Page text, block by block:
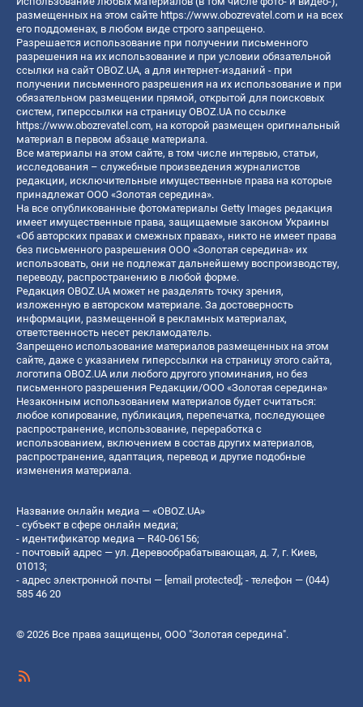
размещенных на этом сайте https://www.obozrevatel.com и на всех
его поддоменах, в любом виде строго запрещено.
Разрешается использование при получении письменного
разрешения на их использование и при условии обязательной
ссылки на сайт OBOZ.UA, а для интернет-изданий - при
получении письменного разрешения на их использование и при
обязательном размещении прямой, открытой для поисковых
систем, гиперссылки на страницу OBOZ.UA по ссылке
https://www.obozrevatel.com, на которой размещен оригинальный
материал в первом абзаце материала.
Все материалы на этом сайте, в том числе интервью, статьи,
исследования – служебные произведения журналистов
редакции, исключительные имущественные права на которые
принадлежат ООО «Золотая середина».
На все опубликованные фотоматериалы Getty Images редакция
имеет имущественные права, защищаемые законом Украины
«Об авторских правах и смежных правах», никто не имеет права
без письменного разрешения ООО «Золотая середина» их
использовать, они не подлежат дальнейшему воспроизводству,
переводу, распространению в любой форме.
Редакция OBOZ.UA может не разделять точку зрения,
изложенную в авторском материале. За достоверность
информации, размещенной в рекламных материалах,
ответственность несет рекламодатель.
Запрещено использование материалов размещенных на этом
сайте, даже с указанием гиперссылки на страницу этого сайта,
логотипа OBOZ.UA или любого другого упоминания, но без
письменного разрешения Редакции/ООО «Золотая середина»
Незаконным использованием материалов будет считаться:
любое копирование, публикация, перепечатка, последующее
распространение, использование, переработка с
использованием, включением в состав других материалов,
распространение, адаптация, перевод и другие подобные
изменения материала.
Название онлайн медиа — «OBOZ.UA»
- субъект в сфере онлайн медиа;
- идентификатор медиа — R40-06156;
- почтовый адрес — ул. Деревообрабатывающая, д. 7, г. Киев,
01013;
- адрес электронной почты — [email protected] ; - телефон — (044)
585 46 20
© 2026 Все права защищены, ООО "Золотая середина".